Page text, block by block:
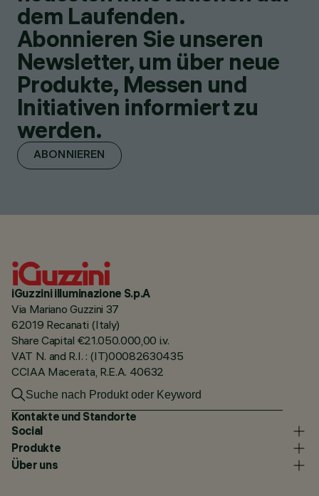
dem Laufenden.
Abonnieren Sie unseren
Newsletter, um über neue
Produkte, Messen und
Initiativen informiert zu
werden.
ABONNIEREN
iGuzzini illuminazione S.p.A
Via Mariano Guzzini 37
62019 Recanati (Italy)
Share Capital €21.050.000,00 i.v.
VAT N. and R.I. : (IT)00082630435
CCIAA Macerata, R.E.A. 40632
Kontakte und Standorte
Social
Produkte
Über uns